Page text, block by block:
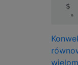
$